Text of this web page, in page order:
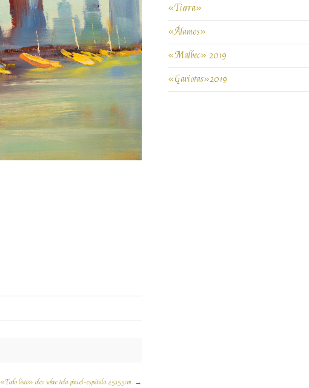
«Todo listo» oleo sobre tela pincel-espátula 45x55cm →
«Tierra»
«Álamos»
«Malbec» 2019
«Gaviotas»2019